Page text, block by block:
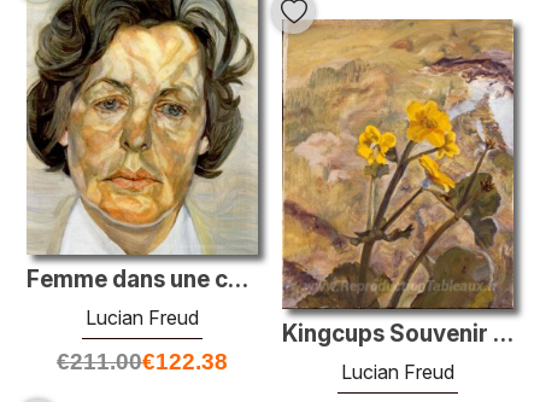
Femme dans une chemise blanche
Lucian Freud
€211.00€122.38
Kingcups Souvenir de Glen Artney
Lucian Freud